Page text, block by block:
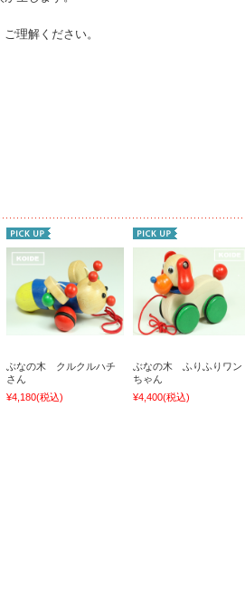
理解ください。
ぶなの木 クルクルハチ
さん
¥4,180(税込)
ぶなの木 ふりふりワン
ちゃん
¥4,400(税込)